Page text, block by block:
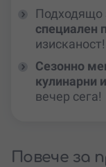
Подходящо
специален
изисканост!
Сезонно
кулинарни
вечер сега!
Повече за